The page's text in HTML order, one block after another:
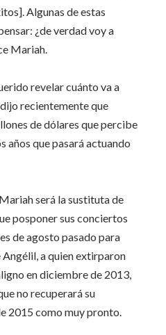
Algunas de estas
¿de verdad voy a
Mariah.
revelar cuánto va a
recientemente que
de dólares que percibe
años que pasará actuando
será la sustituta de
posponer sus conciertos
de agosto pasado para
Angélil, a quien extirparon
en diciembre de 2013,
no recuperará su
2015 como muy pronto.